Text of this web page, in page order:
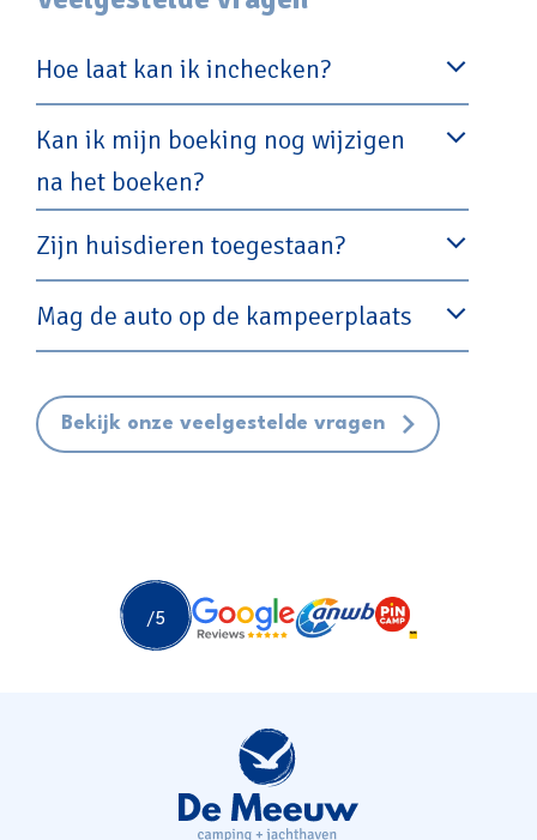
Hoe laat kan ik inchecken?
Kan ik mijn boeking nog wijzigen
na het boeken?
Zijn huisdieren toegestaan?
Mag de auto op de kampeerplaats
Bekijk onze veelgestelde vragen